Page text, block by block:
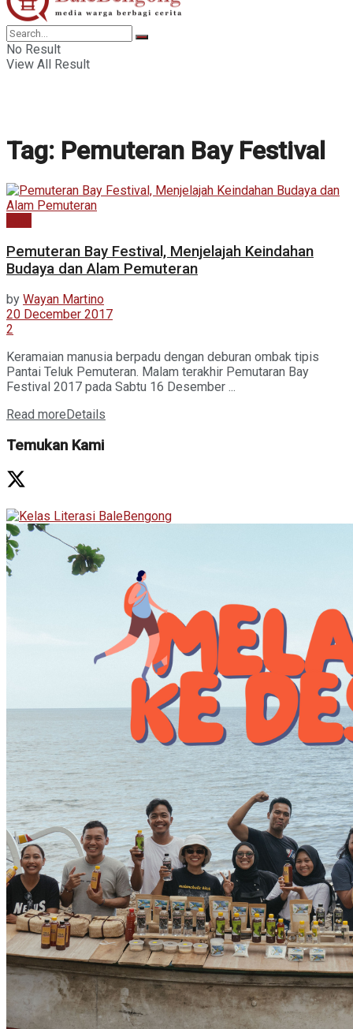
No Result
View All Result
Tag: Pemuteran Bay Festival
Pemuteran Bay Festival, Menjelajah Keindahan
Budaya dan Alam Pemuteran
by Wayan Martino
20 December 2017
2
Keramaian manusia berpadu dengan deburan ombak tipis
Pantai Teluk Pemuteran. Malam terakhir Pemutaran Bay
Festival 2017 pada Sabtu 16 Desember ...
Read more Details
Temukan Kami